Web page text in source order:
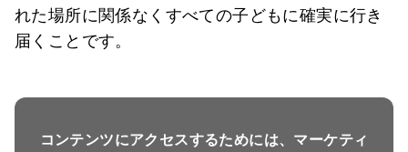
れた場所に関係なくすべての子どもに確実に行き
届くことです。
コンテンツにアクセスするためには、マーケティ